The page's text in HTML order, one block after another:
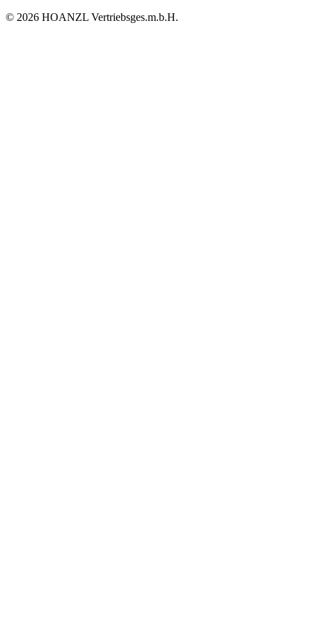
© 2026 HOANZL Vertriebsges.m.b.H.